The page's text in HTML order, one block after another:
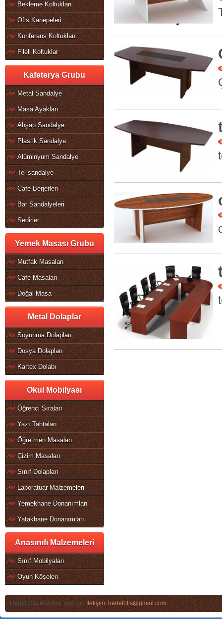
Bekleme Koltukları
Ofis Kanepeleri
Konferans Koltukları
Fileli Koltuklar
Kafeterya Grubu
Metal Sandalye
Masa Ayakları
Ahşap Sandalye
Plastik Sandalye
Alüminyum Sandalye
Tel sandalye
Cafe Berjerleri
Bar Sandalyeleri
Sedirler
Yemek Masası Grubu
Mutfak Masaları
Cafe Masaları
Doğal Masa
Metal Dolaplar
Soyunma Dolapları
Dosya Dolapları
Kartex Dolabı
Okul Mobilyası
Öğrenci Sıraları
Yazı Tahtaları
Öğretmen Masaları
Çizim Masaları
Sınıf Dolapları
Laboratuar Malzemeleri
Yemekhane Donanımları
Yatakhane Donanımları
Anasınıfı Malzemeleri
Sınıf Mobilyaları
Oyun Köşeleri
Hedef Ofis Mobilya Trabzonİletişim: hedefofis@gmail.com